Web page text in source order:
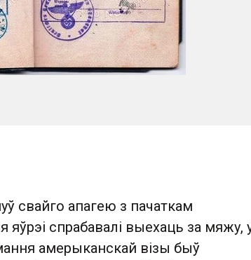
свайго апагею з пачаткам
яўрэі спрабавалі выехаць за мяжу,
амерыканскай візы быў